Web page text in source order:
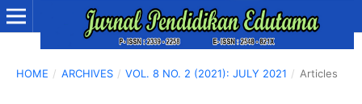
HOME / ARCHIVES / VOL. 8 NO. 2 (2021): JULY 2021 / Articles